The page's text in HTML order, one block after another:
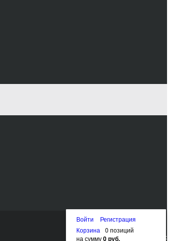
Наверх
Войти
Регистрация
Корзина
0 позиций
на сумму0 руб.